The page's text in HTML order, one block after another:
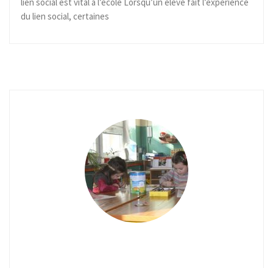
du lien social, certaines